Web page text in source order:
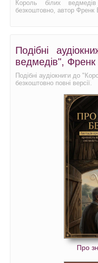
Король білих
безкоштовно, автор Френк
Подібні
ведмедів",
Подібні аудіокниги до
безкоштовно повні версії.
Про